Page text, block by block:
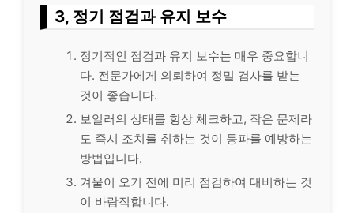
3, 정기 점검과 유지 보수
정기적인 점검과 유지 보수는 매우 중요합니
다. 전문가에게 의뢰하여 정밀 검사를 받는
것이 좋습니다.
보일러의 상태를 항상 체크하고, 작은 문제라
도 즉시 조치를 취하는 것이 동파를 예방하는
방법입니다.
겨울이 오기 전에 미리 점검하여 대비하는 것
이 바람직합니다.